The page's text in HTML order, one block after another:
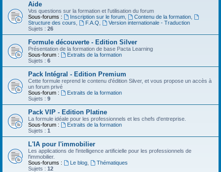
Aide
Vos questions sur la formation et l'utilisation du forum
Sous-forums :
Inscription sur le forum, Contenu de la formation,
Structure des cours
F.A.Q
Version internationale - Traduction
Sujets : 26
Formule découverte - Edition Silver
Présentation de la formation de base Pacta Learning
Sous-forum :
Extraits de la formation
Sujets : 6
Pack Intégral - Edition Premium
Cette formule reprend le contenu d'édition Silver, et vous propose un accès à
un forum privé
Sous-forum :
Extraits de la formation
Sujets : 9
Pack VIP - Edition Platine
La formule idéale pour les professionnels et les chefs d'entreprise.
Sous-forum :
Extraits de la formation
Sujets : 1
L'IA pour l'immobilier
Les applications de l'intelligence artificielle pour les professionnels de
l'immobilier.
Sous-forums :
Le blog,
Thématiques
Sujets : 12